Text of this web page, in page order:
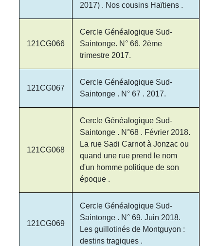
2017) . Nos cousins Haïtiens .
121CG066
Cercle Généalogique Sud-
Saintonge. N° 66. 2ème
trimestre 2017.
121CG067
Cercle Généalogique Sud-
Saintonge . N° 67 . 2017.
121CG068
Cercle Généalogique Sud-
Saintonge . N°68 . Février 2018.
La rue Sadi Carnot à Jonzac ou
quand une rue prend le nom
d'un homme politique de son
époque .
121CG069
Cercle Généalogique Sud-
Saintonge . N° 69. Juin 2018.
Les guillotinés de Montguyon :
destins tragiques .